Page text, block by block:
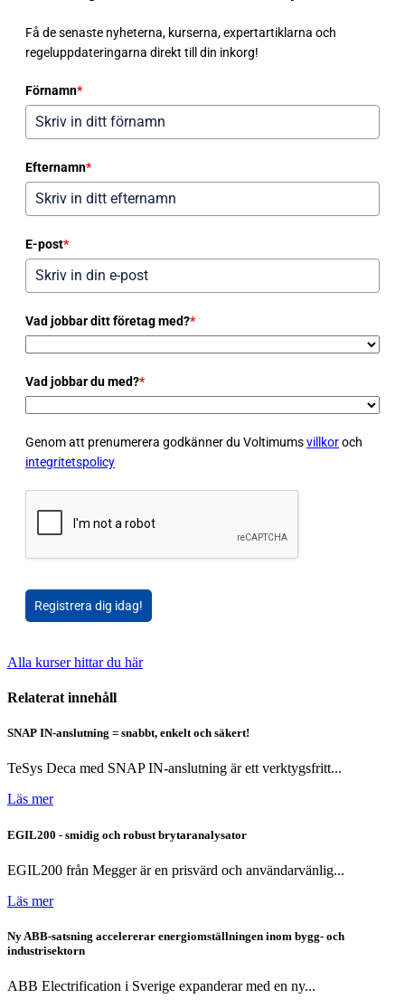
Få de senaste nyheterna, kurserna, expertartiklarna och
regeluppdateringarna direkt till din inkorg!
Förnamn*
Efternamn*
E-post*
Vad jobbar ditt företag med?*
Vad jobbar du med?*
Genom att prenumerera godkänner du Voltimumsvillkoroch
integritetspolicy
Registrera dig idag!
Alla kurser hittar du här
Relaterat innehåll
SNAP IN-anslutning = snabbt, enkelt och säkert!
TeSys Deca med SNAP IN-anslutning är ett verktygsfritt...
Läs mer
EGIL200 - smidig och robust brytaranalysator
EGIL200 från Megger är en prisvärd och användarvänlig...
Läs mer
Ny ABB-satsning accelererar energiomställningen inom bygg- och
industrisektorn
ABB Electrification i Sverige expanderar med en ny...